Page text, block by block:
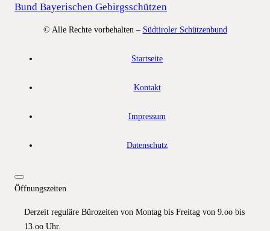
Bund Bayerischen Gebirgsschützen
© Alle Rechte vorbehalten – Südtiroler Schützenbund
Startseite
Kontakt
Impressum
Datenschutz
Öffnungszeiten
Derzeit reguläre Bürozeiten von Montag bis Freitag von 9.oo bis
13.oo Uhr.